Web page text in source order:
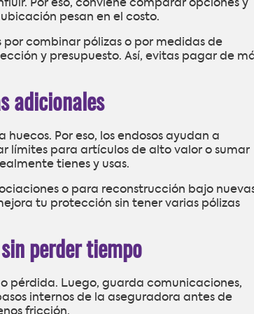
Por eso, conviene comparar opciones y
pesan en el costo.
combinar pólizas o por medidas de
y presupuesto. Así, evitas pagar de
adicionales
Por eso, los endosos ayudan a
límites para artículos de alto valor o sumar
tienes y usas.
o para reconstrucción bajo
tu protección sin tener varias pólizas
perder tiempo
pérdida. Luego, guarda comunicaciones,
internos de la aseguradora antes de
fricción.